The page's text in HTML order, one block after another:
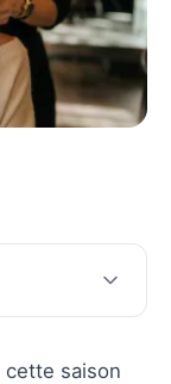
saison